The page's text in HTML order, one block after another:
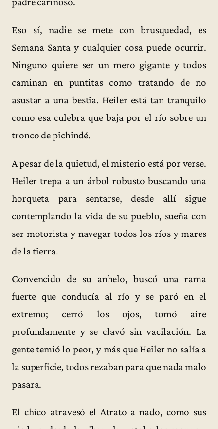
Eso sí, nadie se mete con brusquedad, es
Semana Santa y cualquier cosa puede ocurrir.
Ninguno quiere ser un mero gigante y todos
caminan en puntitas como tratando de no
asustar a una bestia. Heiler está tan tranquilo
como esa culebra que baja por el río sobre un
tronco de pichindé.
A pesar de la quietud, el misterio está por verse.
Heiler trepa a un árbol robusto buscando una
horqueta para sentarse, desde allí sigue
contemplando la vida de su pueblo, sueña con
ser motorista y navegar todos los ríos y mares
de la tierra.
Convencido de su anhelo, buscó una rama
fuerte que conducía al río y se paró en el
extremo; cerró los ojos, tomó aire
profundamente y se clavó sin vacilación. La
gente temió lo peor, y más que Heiler no salía a
la superficie, todos rezaban para que nada malo
pasara.
El chico atravesó el Atrato a nado, como sus